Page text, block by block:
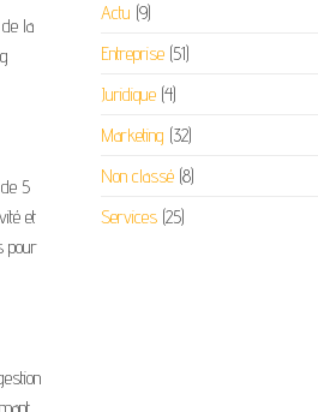
la
5
et
pour
Actu (9)
Entreprise(51)
Juridique(4)
Marketing (32)
Non classé(8)
Services(25)